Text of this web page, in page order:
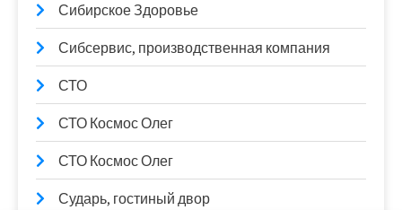
Сибирское Здоровье
Сибсервис, производственная компания
СТО
СТО Космос Олег
СТО Космос Олег
Сударь, гостиный двор